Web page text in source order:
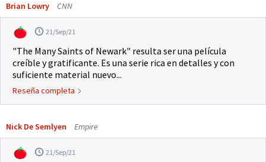
Brian Lowry CNN
21/Sep/21
"The Many Saints of Newark" resulta ser una película
creíble y gratificante. Es una serie rica en detalles y con
suficiente material nuevo...
Reseña completa
Nick De Semlyen Empire
21/Sep/21